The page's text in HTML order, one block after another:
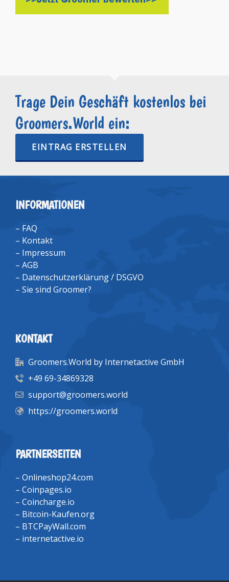
Trage Dein Geschäft kostenlos bei
Groomers.World ein:
EINTRAG ERSTELLEN
INFORMATIONEN
– FAQ
– Kontakt
– Impressum
– AGB
– Datenschutzerklärung / DSGVO
– Sie sind Groomer?
KONTAKT
Groomers.World by Internetactive GmbH
+49 69-34869328
support@groomers.world
https://groomers.world
PARTNERSEITEN
– Onlineshop24.com
– Coinpages.io
– Coincharge.io
– Bitcoin-Kaufen.org
– BTCPayWall.com
– internetactive.io